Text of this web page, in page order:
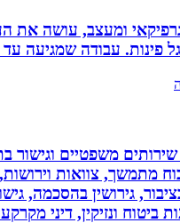
ומעצב, עושה את
עבודה שמגיעה עד
משפטיים וגישור
צוואות וירושות,
גירושין בהסכמה, גישור
ונזיקין, דיני מקרקעין